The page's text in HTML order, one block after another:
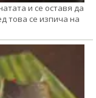
и се оставя да
това се изпича на